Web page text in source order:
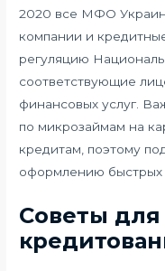
2020 все МФО
компании и
регуляцию
соответствующие
финансовых услуг.
по микрозаймам на
кредитам, поэтому
оформлению быстрых
Советы для